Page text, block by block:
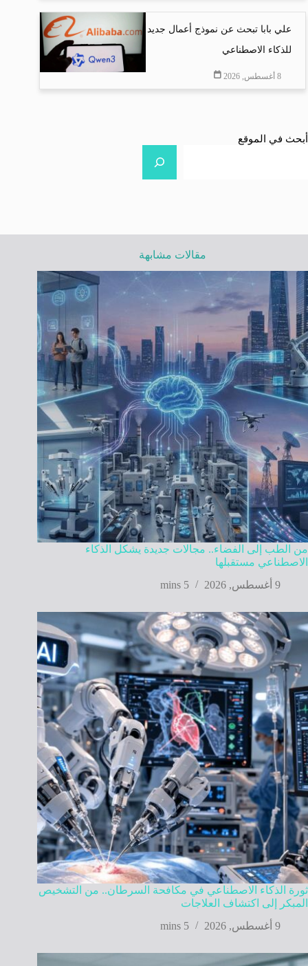
علي بابا تبحث عن نموذج أعمال جديد
للذكاء الاصطناعي
8 أغسطس, 2026
أبحث في الموقع
مقالات مشابهة
من الطب إلى الفضاء.. مجالات جديدة يشكل الذكاء
الاصطناعي مستقبلها
9 أغسطس, 2026
5 mins
ثورة الذكاء الاصطناعي في مكافحة السرطان.. من التشخيص
المبكر إلى اكتشاف العلاجات
9 أغسطس, 2026
5 mins